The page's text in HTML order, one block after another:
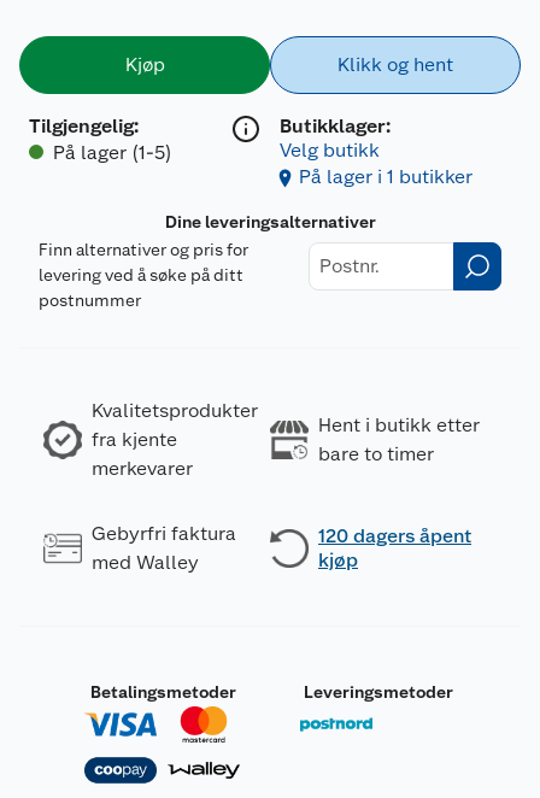
Kjøp
Tilgjengelig:
På lager (1-5)
Klikk og hent
Butikklager:
Velg butikk
På lager i 1 butikker
Dine leveringsalternativer
Finn alternativer og pris for
levering ved å søke på ditt
postnummer
Kvalitetsprodukter
fra kjente
merkevarer
Hent i butikk etter
bare to timer
Gebyrfri faktura
med Walley
120 dagers åpent
kjøp
Betalingsmetoder Leveringsmetoder